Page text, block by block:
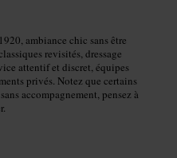
ambiance chic sans être
revisités, dressage
attentif et discret, équipes
privés. Notez que certains
accompagnement, pensez à